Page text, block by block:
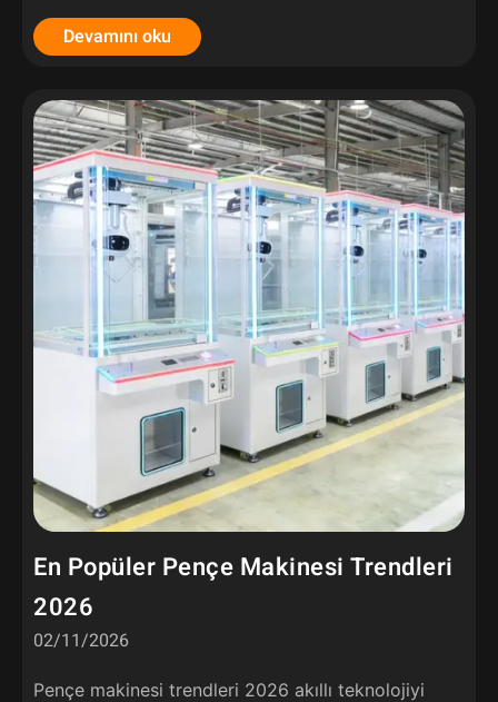
Devamını oku
En Popüler Pençe Makinesi Trendleri
2026
02/11/2026
Pençe makinesi trendleri 2026 akıllı teknolojiyi